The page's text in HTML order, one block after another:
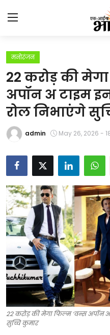
Home
प्रेस रिलीज़
देश
राजस्थान
लाइफस्टाइल
Contact
मनोरंजन
टेक्नोलॉजी
खेल
फैशन
संपादकीय
मनोरंजन
22 करोड़ की
अपॉन अ टाइम
रोल निभाएंगे
admin May 26, 2026 -
22 करोड़ की मेगा फिल्म ‘वन्स अपॉन
सुच्चि कुमार